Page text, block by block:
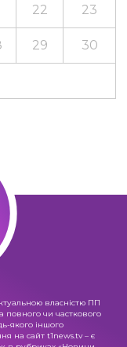
22 23
29 30
власністю ПП
повного чи часткового
якого іншого
на сайт t1news.tv – є